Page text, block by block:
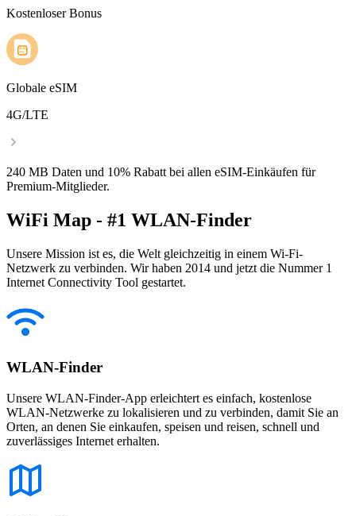
Kostenloser Bonus
Globale eSIM
4G/LTE
240 MB Daten und 10% Rabatt bei allen eSIM-Einkäufen für
Premium-Mitglieder.
WiFi Map - #1 WLAN-Finder
Unsere Mission ist es, die Welt gleichzeitig in einem Wi-Fi-
Netzwerk zu verbinden. Wir haben 2014 und jetzt die Nummer 1
Internet Connectivity Tool gestartet.
WLAN-Finder
Unsere WLAN-Finder-App erleichtert es einfach, kostenlose
WLAN-Netzwerke zu lokalisieren und zu verbinden, damit Sie an
Orten, an denen Sie einkaufen, speisen und reisen, schnell und
zuverlässiges Internet erhalten.